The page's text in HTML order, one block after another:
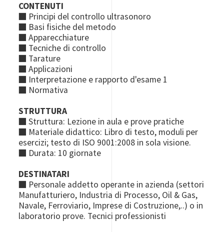
CONTENUTI
■ Principi del controllo ultrasonoro
■ Basi fisiche del metodo
■ Apparecchiature
■ Tecniche di controllo
■ Tarature
■ Applicazioni
■ Interpretazione e rapporto d'esame 1
■ Normativa
STRUTTURA
■ Struttura: Lezione in aula e prove pratiche
■ Materiale didattico: Libro di testo, moduli per
esercizi; testo di ISO 9001:2008 in sola visione.
■ Durata: 10 giornate
DESTINATARI
■ Personale addetto operante in azienda (settori
Manufatturiero, Industria di Processo, Oil & Gas,
Navale, Ferroviario, Imprese di Costruzione,..) o in
laboratorio prove. Tecnici professionisti